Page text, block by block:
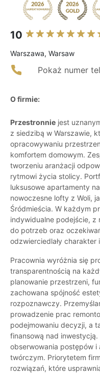
10
Warszawa, Warsaw
Pokaż numer
O firmie:
Przestronnie jest
z siedzibą w Warszawie,
opracowywaniu
komfortem domowym.
tworzeniu aranżacji
rytmowi życia stolicy.
luksusowe apartamenty
nowoczesne lofty z Woli,
Śródmieścia. W każdym
indywidualne podejście, z
do potrzeb oraz
odzwierciedlały
Pracownia wyróżnia się
transparentnością na
planowanie przestrzeni,
zachowana spójność
rozpoznawczy.
prowadzenie prac
podejmowaniu decyzji, a
finansową nad inwestycją.
obserwowania postępów i
twórczym. Priorytetem
rozwiązań, które